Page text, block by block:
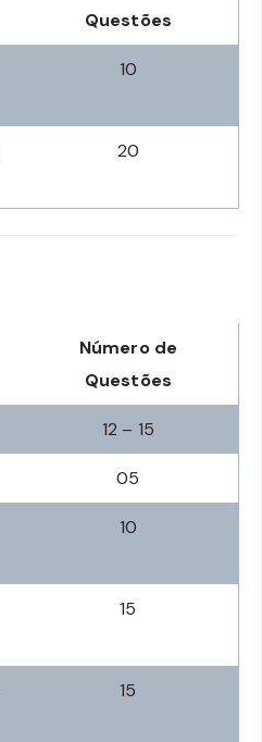
Questões
10
20
Número de
Questões
12 – 15
05
10
15
15